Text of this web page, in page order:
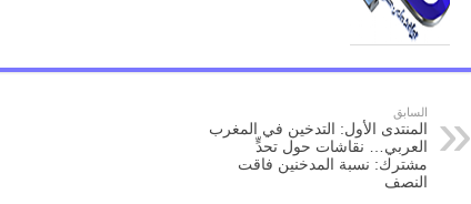
السابق
المنتدى الأول: التدخين في المغرب
العربي… نقاشات حول تحدٍّ
مشترك: نسبة المدخنين فاقت
النصف